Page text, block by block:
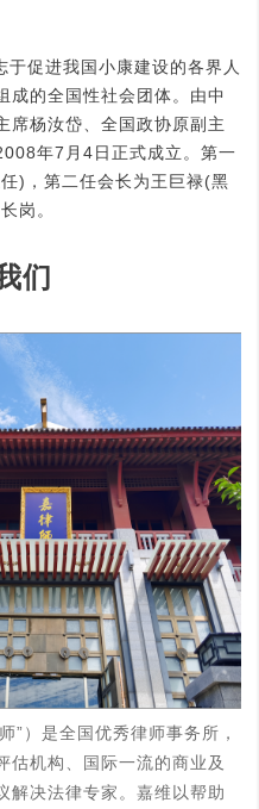
促进我国小康建设的各界人
成的全国性社会团体。由中
席杨汝岱、全国政协原副主
年7月4日正式成立。第一
)，第二任会长为王巨禄(黑
岗。
们
”）是全国优秀律师事务所，
估机构、国际一流的商业及
解决法律专家。嘉维以帮助